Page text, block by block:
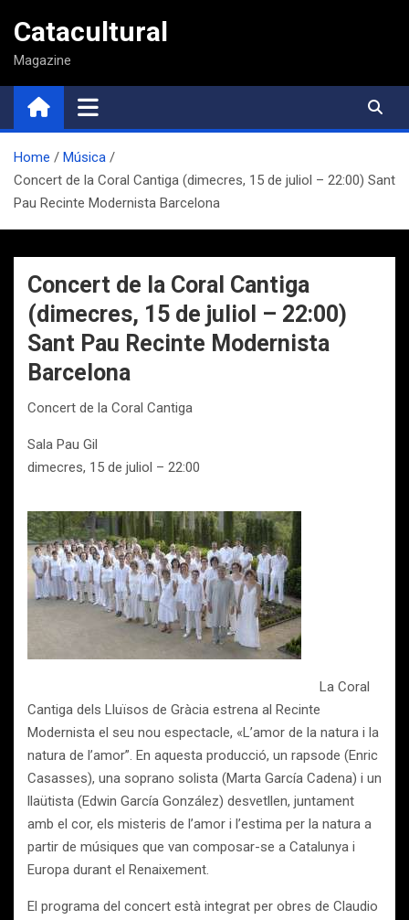
contenido
Catacultural
Magazine
Home
Música
Concert de la Coral Cantiga (dimecres, 15 de juliol – 22:00) Sant
Pau Recinte Modernista Barcelona
Concert de la Coral Cantiga
(dimecres, 15 de juliol – 22:00)
Sant Pau Recinte Modernista
Barcelona
Concert de la Coral Cantiga
Sala Pau Gil
dimecres, 15 de juliol – 22:00
La Coral
Cantiga dels Lluïsos de Gràcia estrena al Recinte
Modernista el seu nou espectacle, «L’amor de la natura i la
natura de l’amor”. En aquesta producció, un rapsode (Enric
Casasses), una soprano solista (Marta García Cadena) i un
llaütista (Edwin García González) desvetllen, juntament
amb el cor, els misteris de l’amor i l’estima per la natura a
partir de músiques que van composar-se a Catalunya i
Europa durant el Renaixement.
El programa del concert està integrat per obres de Claudio